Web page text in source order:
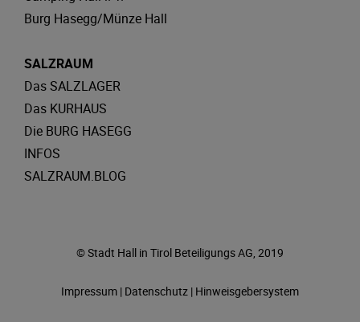
Burg Hasegg/Münze Hall
SALZRAUM
Das SALZLAGER
Das KURHAUS
Die BURG HASEGG
INFOS
SALZRAUM.BLOG
© Stadt Hall in Tirol Beteiligungs AG, 2019
Impressum | Datenschutz | Hinweisgebersystem